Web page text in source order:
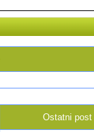
Ostatni post